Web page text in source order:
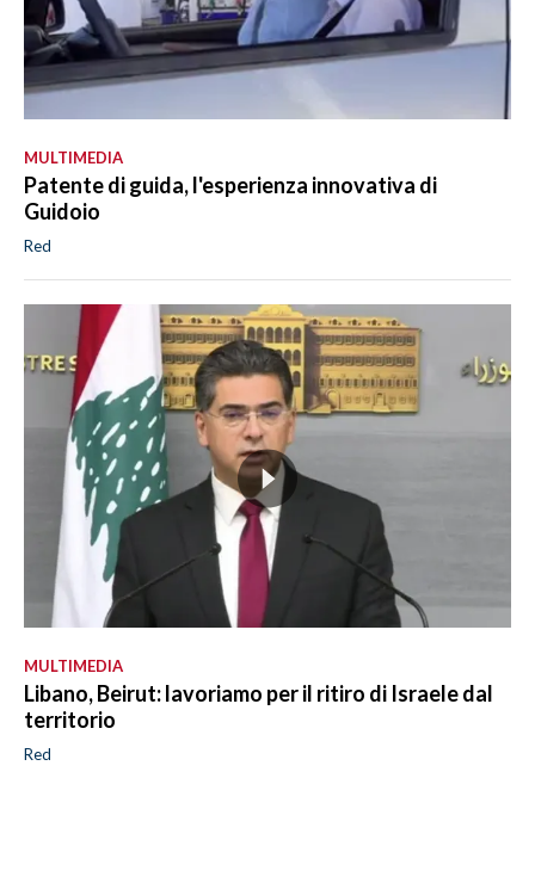
MULTIMEDIA
Patente di guida, l'esperienza innovativa di
Guidoio
Red
MULTIMEDIA
Libano, Beirut: lavoriamo per il ritiro di Israele dal
territorio
Red